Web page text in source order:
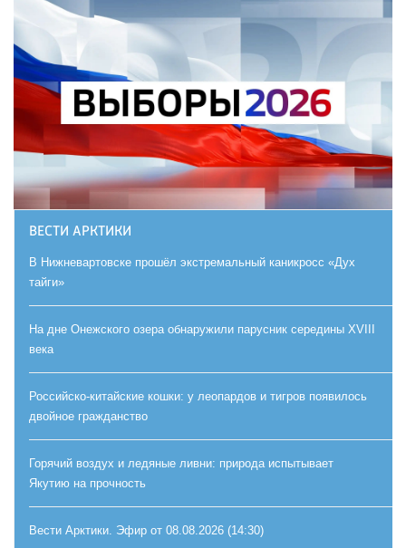
ВЕСТИ АРКТИКИ
В Нижневартовске прошёл экстремальный каникросс «Дух
тайги»
На дне Онежского озера обнаружили парусник середины XVIII
века
Российско-китайские кошки: у леопардов и тигров появилось
двойное гражданство
Горячий воздух и ледяные ливни: природа испытывает
Якутию на прочность
Вести Арктики. Эфир от 08.08.2026 (14:30)